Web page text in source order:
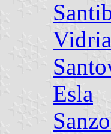
Esla